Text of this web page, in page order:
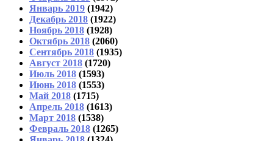
Январь 2019 (1942)
Декабрь 2018 (1922)
Ноябрь 2018 (1928)
Октябрь 2018 (2060)
Сентябрь 2018 (1935)
Август 2018 (1720)
Июль 2018 (1593)
Июнь 2018 (1553)
Май 2018 (1715)
Апрель 2018 (1613)
Март 2018 (1538)
Февраль 2018 (1265)